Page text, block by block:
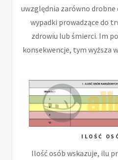
uwzględnia zarówno drobne
wypadki prowadzące do
zdrowiu lub śmierci. Im
konsekwencje, tym wyższa
ILOŚĆ
Ilość osób wskazuje, ilu